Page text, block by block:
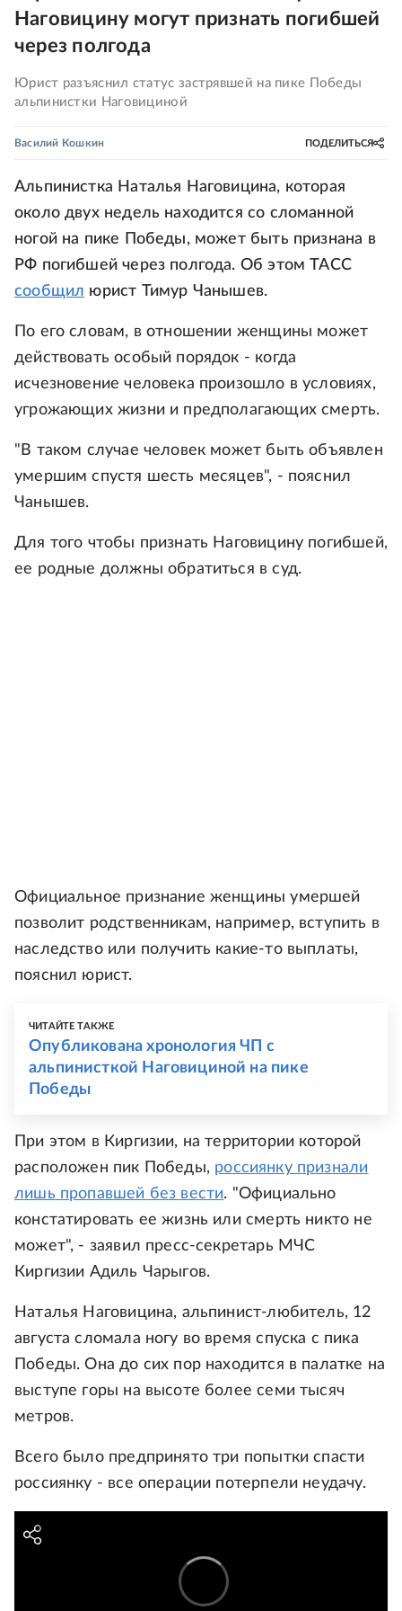
Наговицину могут признать погибшей
через полгода
Юрист разъяснил статус застрявшей на пике Победы
альпинистки Наговициной
Василий Кошкин ПОДЕЛИТЬСЯ
Альпинистка Наталья Наговицина, которая
около двух недель находится со сломанной
ногой на пике Победы, может быть признана в
РФ погибшей через полгода. Об этом ТАСС
сообщил юрист Тимур Чанышев.
По его словам, в отношении женщины может
действовать особый порядок - когда
исчезновение человека произошло в условиях,
угрожающих жизни и предполагающих смерть.
"В таком случае человек может быть объявлен
умершим спустя шесть месяцев", - пояснил
Чанышев.
Для того чтобы признать Наговицину погибшей,
ее родные должны обратиться в суд.
Официальное признание женщины умершей
позволит родственникам, например, вступить в
наследство или получить какие-то выплаты,
пояснил юрист.
ЧИТАЙТЕ ТАКЖЕ
Опубликована хронология ЧП с
альпинисткой Наговициной на пике
Победы
При этом в Киргизии, на территории которой
расположен пик Победы, россиянку признали
лишь пропавшей без вести. "Официально
констатировать ее жизнь или смерть никто не
может", - заявил пресс-секретарь МЧС
Киргизии Адиль Чарыгов.
Наталья Наговицина, альпинист-любитель, 12
августа сломала ногу во время спуска с пика
Победы. Она до сих пор находится в палатке на
выступе горы на высоте более семи тысяч
метров.
Всего было предпринято три попытки спасти
россиянку - все операции потерпели неудачу.